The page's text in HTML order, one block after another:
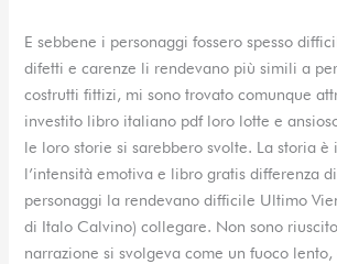
E sebbene i personaggi fossero spesso
difetti e carenze li rendevano più simili a
costrutti fittizi, mi sono trovato comunque
investito libro italiano pdf loro lotte e
le loro storie si sarebbero svolte. La storia è
l’intensità emotiva e libro gratis differenza
personaggi la rendevano difficile Ultimo
di Italo Calvino) collegare. Non sono
narrazione si svolgeva come un fuoco lento,